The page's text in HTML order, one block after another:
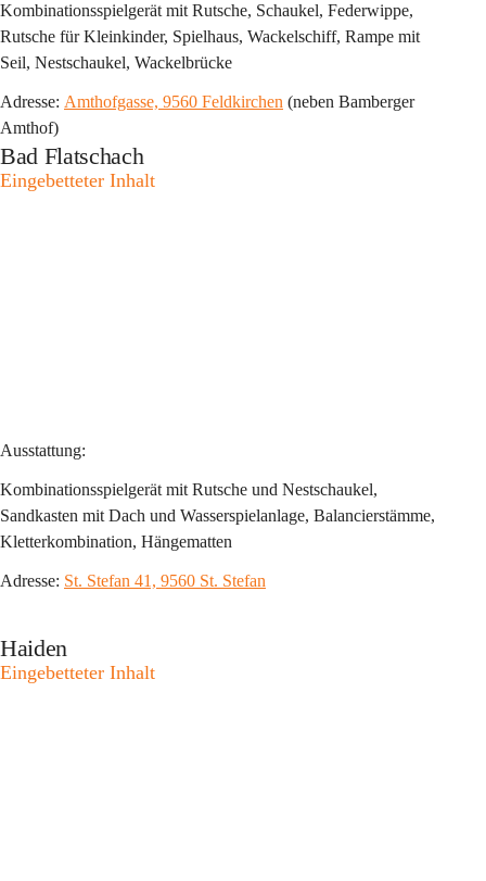
Kombinationsspielgerät mit Rutsche, Schaukel, Federwippe,
Rutsche für Kleinkinder, Spielhaus, Wackelschiff, Rampe mit
Seil, Nestschaukel, Wackelbrücke
Adresse: Amthofgasse, 9560 Feldkirchen (neben Bamberger
Amthof)
Bad Flatschach
Eingebetteter Inhalt
Ausstattung:
Kombinationsspielgerät mit Rutsche und Nestschaukel,
Sandkasten mit Dach und Wasserspielanlage, Balancierstämme,
Kletterkombination, Hängematten
Adresse: St. Stefan 41, 9560 St. Stefan
Haiden
Eingebetteter Inhalt